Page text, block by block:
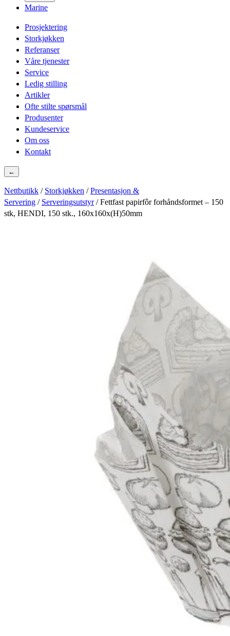
Marine
Prosjektering
Storkjøkken
Referanser
Våre tjenester
Service
Ledig stilling
Artikler
Ofte stilte spørsmål
Produsenter
Kundeservice
Om oss
Kontakt
←
Nettbutikk / Storkjøkken /Presentasjon &
Servering / Serveringsutstyr/ Fettfast papirfôr forhåndsformet – 150
stk, HENDI, 150 stk., 160x160x(H)50mm